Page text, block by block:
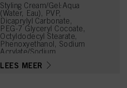
Styling Cream/Gel:Aqua
(Water, Eau), PVP,
Dicaprylyl Carbonate,
PEG-7 Glyceryl Cocoate,
Octyldodecyl Stearate,
Phenoxyethanol, Sodium
Acrylate/Sodium
Copolymer, PEG-40
LEES MEER